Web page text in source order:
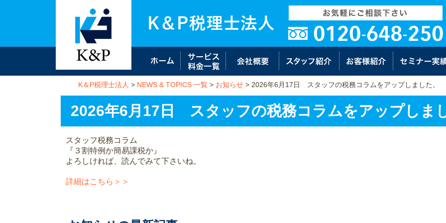
K＆P税理士法人 > NEWS & TOPICS 一覧 > お知らせ > 2026年6月17日 スタッフの税務コラムをアップしました。
2026年6月17日 スタッフの税務コラムをアップしま
スタッフ税務コラム
『３割特例か簡易課税か』
よろしければ、読んでみて下さいね。
詳細はこちら＞＞